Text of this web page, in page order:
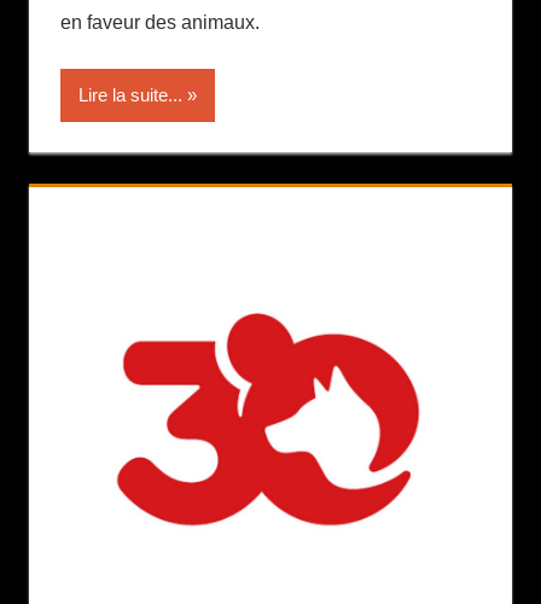
en faveur des animaux.
Lire la suite...